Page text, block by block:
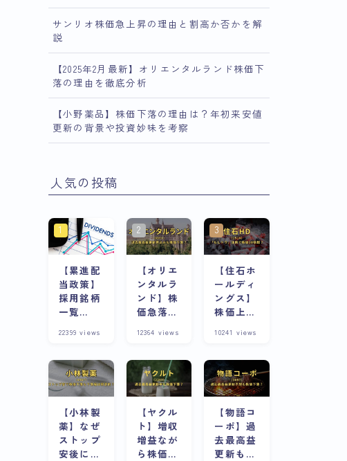
サンリオ株価急上昇の理由と割高か否かを解
説
【2025年2月最新】オリエンタルランド株価下
落の理由を徹底分析
【小野薬品】株価下落の理由は？年初来安値
更新の背景や投資妙味を考察
人気の投稿
【累進配
当政策】
採用銘柄
一覧
新
22399 views
【オリエ
ンタルラ
ンド】株
価急落の
株主優待
銘柄は今
が割安？
12364 views
【住石ホ
ールディ
ングス】
株価上昇
は？スト
発急騰株
の将来性
と合わせ
て考察
10241 views
【小林製
薬】なぜ
ストップ
安後に株
【ヤクル
ト】増収
増益なが
ら株価下
【物語コ
ーポ】過
去最高益
更新も株